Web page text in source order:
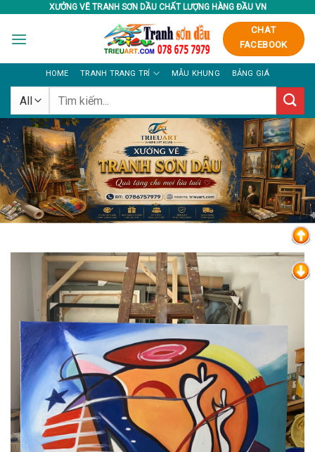
content
XƯỞNG VẼ TRANH SƠN DẦU CHẤT LƯỢNG HÀNG ĐẦU VN
CHAT
FACEBOOK
HOME TRANH TRANG TRÍ MẪU KHUNG BẢNG GIÁ
Tìm